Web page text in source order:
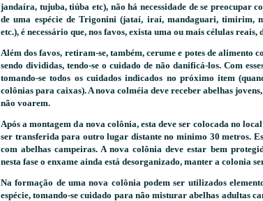
jandaíra, tujuba, tiúba etc), não há necessidade de se preocupar
de uma espécie de Trigonini (jataí, iraí, mandaguari, timirim,
etc.), é necessário que, nos favos, exista uma ou mais células
Além dos favos, retiram-se, também, cerume e potes de alimento
sendo divididas, tendo-se o cuidado de não danificá-los. Com
tomando-se todos os cuidados indicados no próximo item
colônias para caixas). A nova colméia deve receber abelhas
não voarem.
Após a montagem da nova colônia, esta deve ser colocada no
ser transferida para outro lugar distante no minimo 30 metros.
com abelhas campeiras. A nova colônia deve estar bem
nesta fase o enxame ainda está desorganizado, manter a colonia
Na formação de uma nova colônia podem ser utilizados
espécie, tomando-se cuidado para não misturar abelhas adultas